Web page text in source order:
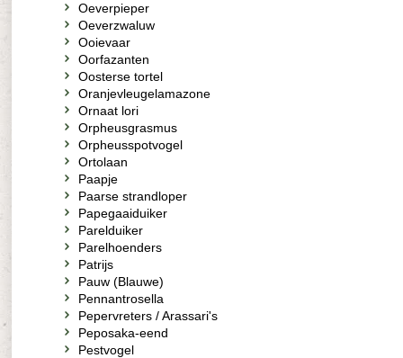
Oeverpieper
Oeverzwaluw
Ooievaar
Oorfazanten
Oosterse tortel
Oranjevleugelamazone
Ornaat lori
Orpheusgrasmus
Orpheusspotvogel
Ortolaan
Paapje
Paarse strandloper
Papegaaiduiker
Parelduiker
Parelhoenders
Patrijs
Pauw (Blauwe)
Pennantrosella
Pepervreters / Arassari's
Peposaka-eend
Pestvogel